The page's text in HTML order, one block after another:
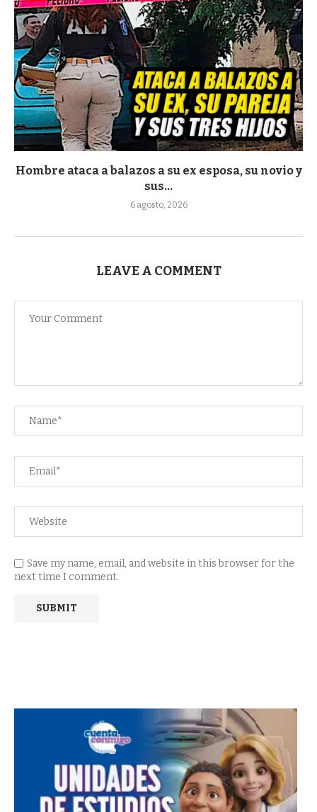
Hombre ataca a balazos a su ex esposa, su novio y
sus...
6 agosto, 2026
LEAVE A COMMENT
Save my name, email, and website in this browser for the
next time I comment.